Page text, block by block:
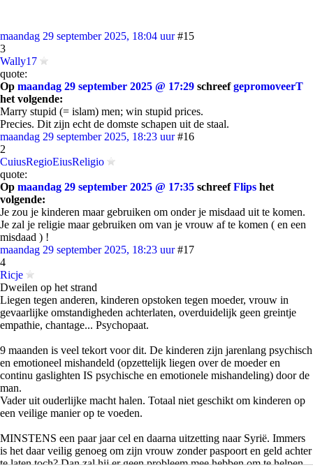
maandag 29 september 2025, 18:04 uur #15
3
Wally17
quote:
Op maandag 29 september 2025 @ 17:29 schreefgepromoveerT
het volgende:
Marry stupid (= islam) men; win stupid prices.
Precies. Dit zijn echt de domste schapen uit de staal.
maandag 29 september 2025, 18:23 uur #16
2
CuiusRegioEiusReligio
quote:
Op maandag 29 september 2025 @ 17:35 schreefFlips het
volgende:
Je zou je kinderen maar gebruiken om onder je misdaad uit te komen.
Je zal je religie maar gebruiken om van je vrouw af te komen ( en een
misdaad ) !
maandag 29 september 2025, 18:23 uur #17
4
Ricje
Dweilen op het strand
Liegen tegen anderen, kinderen opstoken tegen moeder, vrouw in
gevaarlijke omstandigheden achterlaten, overduidelijk geen greintje
empathie, chantage... Psychopaat.
9 maanden is veel tekort voor dit. De kinderen zijn jarenlang psychisch
en emotioneel mishandeld (opzettelijk liegen over de moeder en
continu gaslighten IS psychische en emotionele mishandeling) door de
man.
Vader uit ouderlijke macht halen. Totaal niet geschikt om kinderen op
een veilige manier op te voeden.
MINSTENS een paar jaar cel en daarna uitzetting naar Syrië. Immers
is het daar veilig genoeg om zijn vrouw zonder paspoort en geld achter
te laten toch? Dan zal hij er geen probleem mee hebben om te helpen